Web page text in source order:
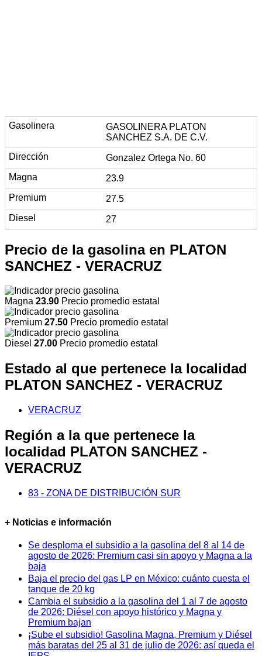
GASOLINERA PLATON
SANCHEZ S.A. DE C.V.
Gonzalez Ortega No. 60
23.9
27.5
27
Precio de la gasolina en PLATON
SANCHEZ - VERACRUZ
Magna 23.90 Precio promedio estatal
Premium 27.50 Precio promedio estatal
Diesel 27.00 Precio promedio estatal
Estado al que pertenece la localidad
PLATON SANCHEZ - VERACRUZ
VERACRUZ
Región a la que pertenece la
localidad PLATON SANCHEZ -
VERACRUZ
83 - ZONA DE DISTRIBUCIÓN SUR
+ Noticias e información
Se desploma el subsidio a la gasolina del 8 al 14 de
agosto de 2026: Premium casi sin apoyo y Magna a la
baja
Baja el precio del gas LP en México: cuánto cuesta el
tanque de 20 kg
Cambia el subsidio a la gasolina del 1 al 7 de agosto
de 2026: Diésel con apoyo histórico y Magna y
Premium bajan
¡Sube el subsidio! Gasolina Magna, Premium y Diésel
más baratas del 25 al 31 de julio de 2026: así queda el